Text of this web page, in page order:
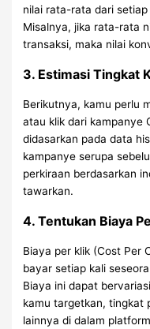
nilai rata-rata dari
Misalnya, jika rata-rata
transaksi, maka nilai
3. Estimasi Tingkat
Berikutnya, kamu perlu
atau klik dari kampanye
didasarkan pada data
kampanye serupa
perkiraan berdasarkan
tawarkan.
4. Tentukan Biaya
Biaya per klik (Cost Per
bayar setiap kali
Biaya ini dapat
kamu targetkan, tingkat
lainnya di dalam